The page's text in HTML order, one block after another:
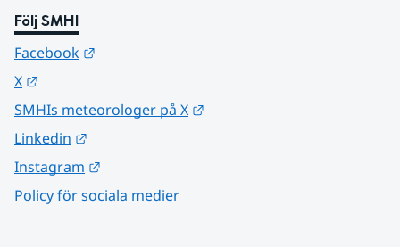
Följ SMHI
Facebook
X
SMHIs meteorologer på X
Linkedin
Instagram
Policy för sociala medier